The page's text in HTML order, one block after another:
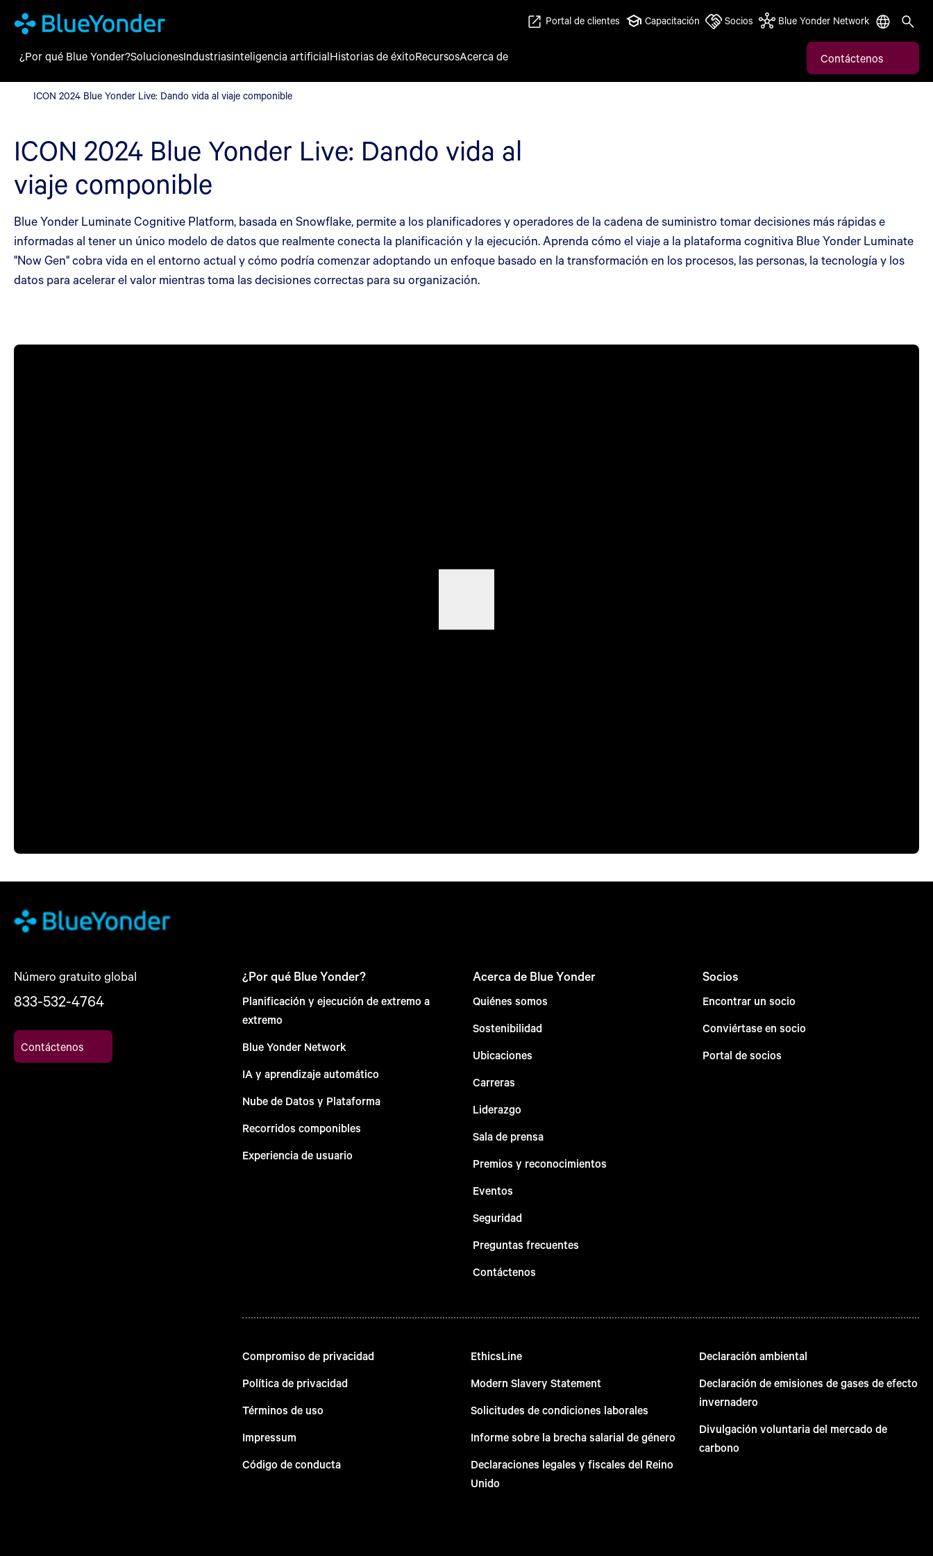
ICON 2024 Blue Yonder Live: Dando vida al viaje componible
Portal de clientes Capacitación Socios Blue Yonder Network
¿Por qué Blue Yonder?SolucionesIndustriasinteligencia artificialHistorias de éxitoRecursosAcerca de Contáctenos
ICON 2024 Blue Yonder Live: Dando vida al viaje componible
ICON 2024 Blue Yonder Live: Dando vida al
viaje componible
Blue Yonder Luminate Cognitive Platform, basada en Snowflake, permite a los planificadores y operadores de la cadena de suministro tomar decisiones más rápidas e
informadas al tener un único modelo de datos que realmente conecta la planificación y la ejecución. Aprenda cómo el viaje a la plataforma cognitiva Blue Yonder Luminate
"Now Gen" cobra vida en el entorno actual y cómo podría comenzar adoptando un enfoque basado en la transformación en los procesos, las personas, la tecnología y los
datos para acelerar el valor mientras toma las decisiones correctas para su organización.
Número gratuito global
833-532-4764
Contáctenos
¿Por qué Blue Yonder?
Planificación y ejecución de extremo a
extremo
Blue Yonder Network
IA y aprendizaje automático
Nube de Datos y Plataforma
Recorridos componibles
Experiencia de usuario
Acerca de Blue Yonder
Quiénes somos
Sostenibilidad
Ubicaciones
Carreras
Liderazgo
Sala de prensa
Premios y reconocimientos
Eventos
Seguridad
Preguntas frecuentes
Contáctenos
Socios
Encontrar un socio
Conviértase en socio
Portal de socios
Compromiso de privacidad
Política de privacidad
Términos de uso
Impressum
Código de conducta
EthicsLine
Modern Slavery Statement
Solicitudes de condiciones laborales
Informe sobre la brecha salarial de género
Declaraciones legales y fiscales del Reino
Unido
Declaración ambiental
Declaración de emisiones de gases de efecto
invernadero
Divulgación voluntaria del mercado de
carbono